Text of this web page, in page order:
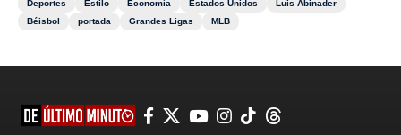
Deportes
Estilo Economía Estados Unidos
Luis Abinader
Béisbol
portada Grandes Ligas MLB